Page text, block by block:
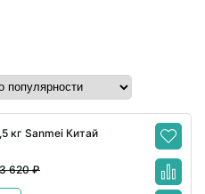
кг Sanmei Китай
620 ₽